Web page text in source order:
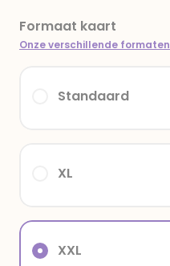
Formaat kaart
Onze verschillende formaten
XXL
XL
Standaard